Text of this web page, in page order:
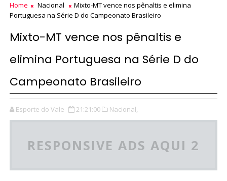
Home Nacional
Mixto-MT vence nos pênaltis e elimina
Portuguesa na Série D do Campeonato Brasileiro
Mixto-MT vence nos pênaltis e
elimina Portuguesa na Série D do
Campeonato Brasileiro
Esporte do Vale 21:21:00 Nacional,
RESPONSIVE ADS AQUI 2